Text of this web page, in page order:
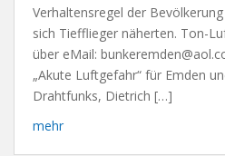
Verhaltensregel der
sich Tiefflieger näherten. Ton-
über eMail:
„Akute Luftgefahr“ für Emden
Drahtfunks, Dietrich […]
mehr